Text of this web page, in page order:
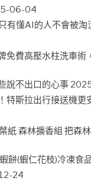
06-04
有懂AI的人不會被淘
免費高壓水柱洗車術
說不出口的心事
特斯拉出行接送機更
紙 森林擴香組 把森
餅(蝦仁花枝)冷凍食
24